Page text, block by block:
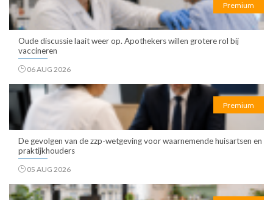
Premium
Oude discussie laait weer op. Apothekers willen grotere rol bij
vaccineren
06 AUG 2026
Premium
De gevolgen van de zzp-wetgeving voor waarnemende huisartsen en
praktijkhouders
05 AUG 2026